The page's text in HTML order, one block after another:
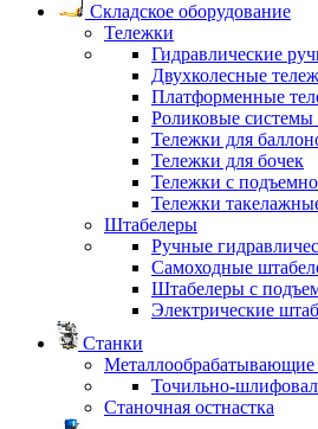
Складское оборудование
Тележки
Гидравлические
Двухколесные
Платформенные
Роликовые
Тележки для
Тележки для бочек
Тележки с
Тележки
Штабелеры
Ручные
Самоходные
Штабелеры с
Электрические
Станки
Металлообрабатывающие
Точильно-
Станочная остнастка